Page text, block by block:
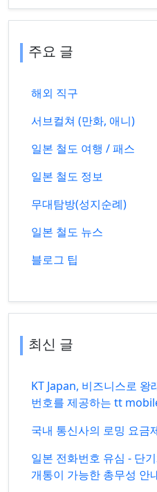
주요 글
해외 직구
서브컬쳐 (만화, 애니)
일본 철도 여행 / 패스
일본 철도 정보
무대탐방(성지순례)
일본 철도 뉴스
블로그 팁
최신 글
KT Japan, 비즈니스로
번호를 제공하는 tt
국내 통신사의 로밍 요금
일본 전화번호 유심 - 단
개통이 가능한 총무성 안